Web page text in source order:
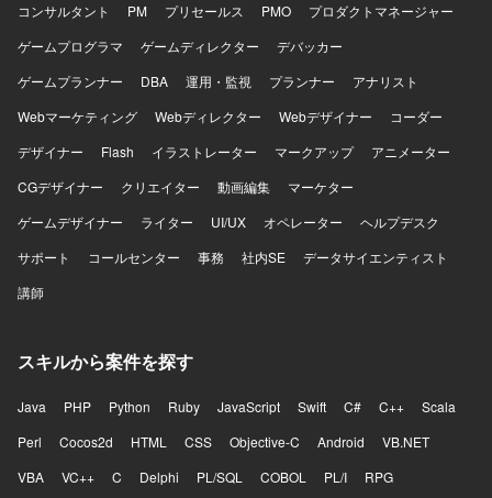
コンサルタント
PM プリセールス PMO
プロダクトマネージャー
ゲームプログラマ
ゲームディレクター
デバッカー
ゲームプランナー
DBA 運用・監視 プランナー
アナリスト
Webマーケティング
Webディレクター Webデザイナー
コーダー
デザイナー
Flash イラストレーター マークアップ
アニメーター
CGデザイナー
クリエイター 動画編集
マーケター
ゲームデザイナー
ライター UI/UX オペレーター
ヘルプデスク
サポート
コールセンター 事務 社内SE
データサイエンティスト
講師
スキルから案件を探す
Java PHP Python Ruby JavaScript Swift C# C++
Scala
Perl
Cocos2d HTML CSS Objective-C Android
VB.NET
VBA
VC++ C Delphi PL/SQL COBOL PL/I
RPG